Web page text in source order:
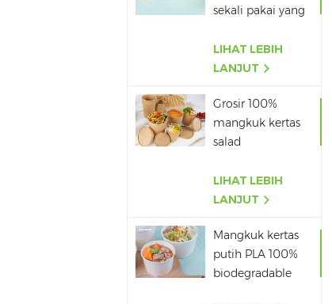
sekali pakai yang
pulang terlaris
LIHAT LEBIH
LANJUT
Grosir 100%
mangkuk kertas
salad
pla
LIHAT LEBIH
LANJUT
Mangkuk kertas
putih PLA 100%
biodegradable